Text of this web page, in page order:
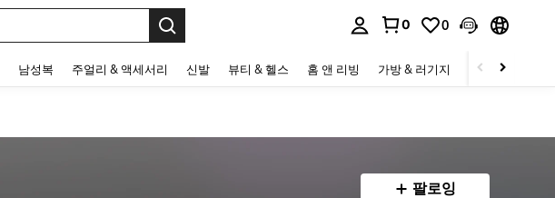
0 0
남성복 주얼리 & 액세서리 신발 뷰티 & 헬스 홈 앤 리빙 가방 & 러기지 스포츠 & 아웃
팔로잉